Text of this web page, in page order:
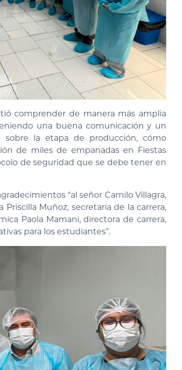
comprender de manera más amplia
una buena comunicación y un
la etapa de producción, cómo
de miles de empanadas en Fiestas
de seguridad que se debe tener en
“al señor Camilo Villagra,
Muñoz, secretaria de la carrera,
Paola Mamani, directora de carrera,
para los estudiantes”.